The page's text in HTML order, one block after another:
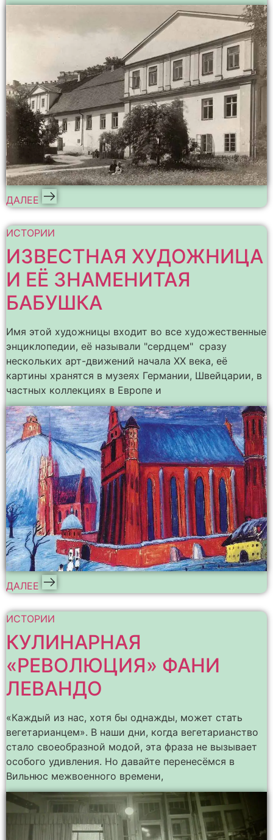
ДАЛЕЕ
ИСТОРИИ
ИЗВЕСТНАЯ ХУДОЖНИЦА
И ЕЁ ЗНАМЕНИТАЯ
БАБУШКА
Имя этой художницы входит во все художественные
энциклопедии, её называли "сердцем" сразу
нескольких арт-движений начала ХХ века, её
картины хранятся в музеях Германии, Швейцарии, в
частных коллекциях в Европе и
ДАЛЕЕ
ИСТОРИИ
КУЛИНАРНАЯ
«РЕВОЛЮЦИЯ» ФАНИ
ЛЕВАНДО
«Каждый из нас, хотя бы однажды, может стать
вегетарианцем». В наши дни, когда вегетарианство
стало своеобразной модой, эта фраза не вызывает
особого удивления. Но давайте перенесёмся в
Вильнюс межвоенного времени,